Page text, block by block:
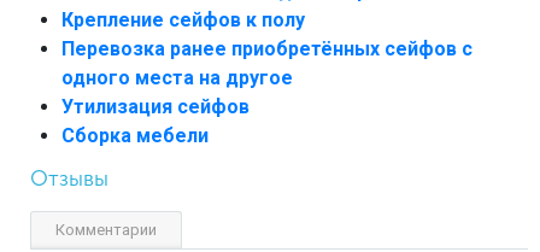
Крепление сейфов к полу
Перевозка ранее приобретённых сейфов с
одного места на другое
Утилизация сейфов
Сборка мебели
Отзывы
Комментарии